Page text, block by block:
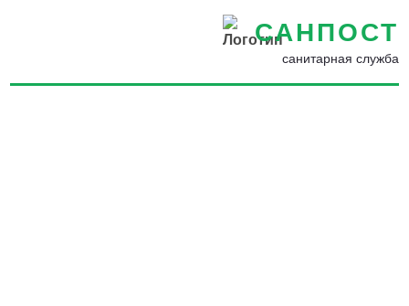
САНПОСТ
санитарная служба